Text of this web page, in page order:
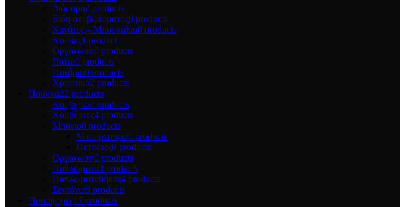
Διάφορα2 products
Είδη σερβιρίσματος0 products
Κανάτες – Μπουκάλια0 products
Κούπες1 product
Οργάνωση0 products
Πιάτα0 products
Ποτήρια0 products
Χρηστικά2 products
Παιδικά22 products
Κουβερλί4 products
Κουβέρτες4 products
Μπάνιο0 products
Μπουρνούζια0 products
Πετσέτες0 products
Οργάνωση0 products
Παπλώματα3 products
Παπλωματοθήκες4 products
Σεντόνια9 products
Προσφορές17 products